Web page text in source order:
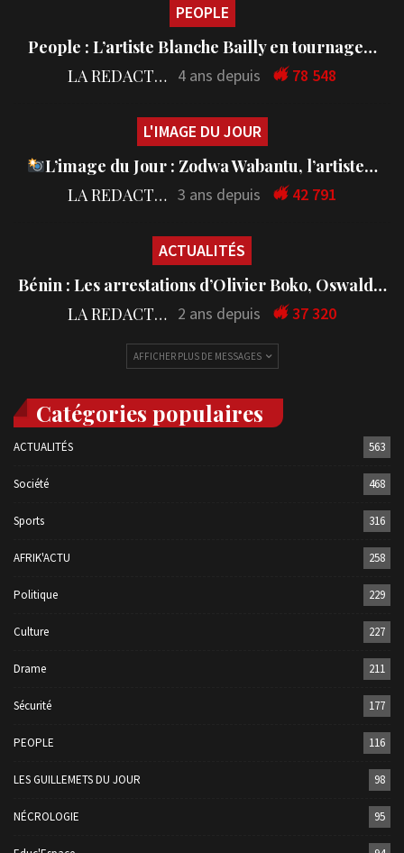
PEOPLE
People : L’artiste Blanche Bailly en tournage…
LA REDACTION 4 ans depuis 78 548
L'IMAGE DU JOUR
L’image du Jour : Zodwa Wabantu, l’artiste…
LA REDACTION 3 ans depuis 42 791
ACTUALITÉS
Bénin : Les arrestations d’Olivier Boko, Oswald…
LA REDACTION 2 ans depuis 37 320
AFFICHER PLUS DE MESSAGES
Catégories populaires
ACTUALITÉS 563
Société 468
Sports 316
AFRIK'ACTU 258
Politique 229
Culture 227
Drame 211
Sécurité 177
PEOPLE 116
LES GUILLEMETS DU JOUR 98
NÉCROLOGIE 95